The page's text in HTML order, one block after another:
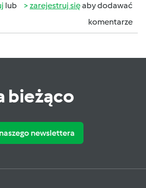
lub zarejestruj sięaby dodawać
komentarze
bieżąco
newslettera